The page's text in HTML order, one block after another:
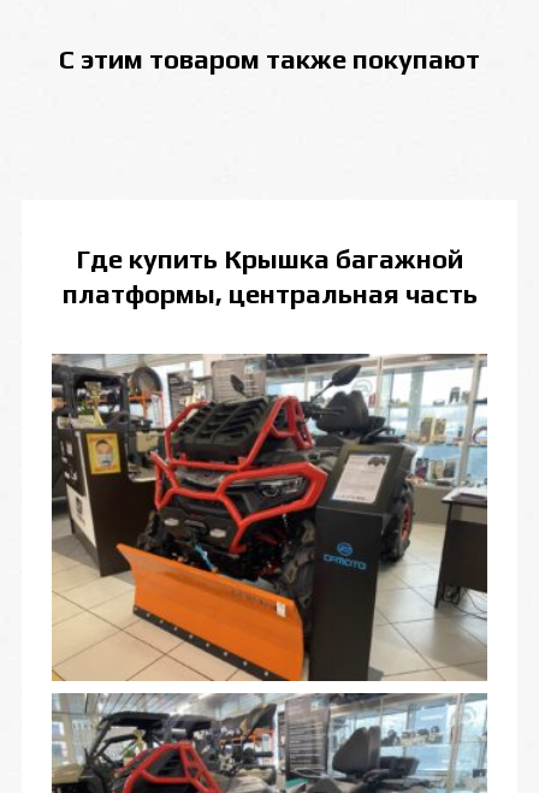
С этим товаром также покупают
Где купить Крышка багажной
платформы, центральная часть